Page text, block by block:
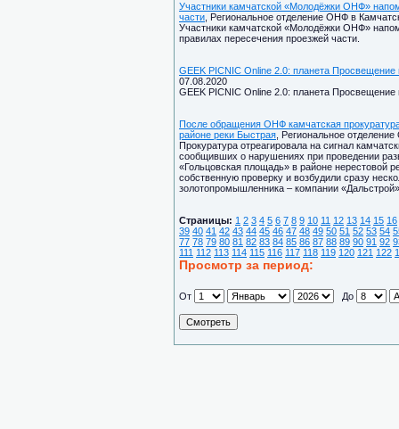
Участники камчатской «Молодёжки ОНФ»
части , Региональное отделение ОНФ в
Участники камчатской «Молодёжки ОНФ»
правилах пересечения проезжей части.
GEEK PICNIC Online 2.0: планета Просвещение
07.08.2020
GEEK PICNIC Online 2.0: планета Просвещение
После обращения ОНФ камчатская
районе реки Быстрая , Региональное
Прокуратура отреагировала на сигнал
сообщивших о нарушениях при проведении
«Гольцовская площадь» в районе нерестовой
собственную проверку и возбудили сразу
золотопромышленника – компании
Страницы: 1 2 3 4 5 6 7 8 9 10 11 12 13 14 15 16
39 40 41 42 43 44 45 46 47 48 49 50 51 52 53 54
77 78 79 80 81 82 83 84 85 86 87 88 89 90 91 92
111 112 113 114 115 116 117 118 119 120 121 122
Просмотр за период:
От До